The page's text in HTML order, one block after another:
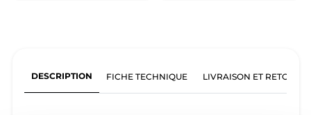
DESCRIPTION FICHE TECHNIQUE LIVRAISON ET RETOURS